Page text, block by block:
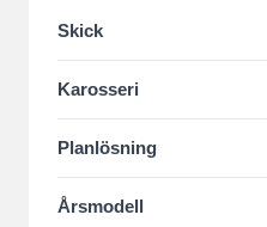
Skick
Karosseri
Planlösning
Årsmodell